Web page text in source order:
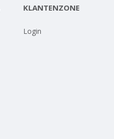
KLANTENZONE
Login